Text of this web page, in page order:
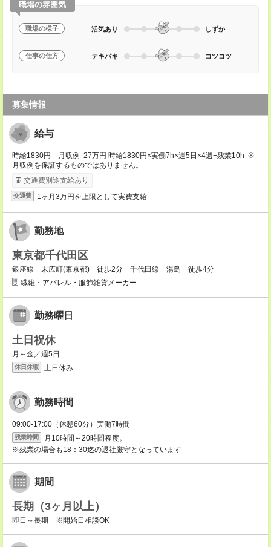
職場の雰囲気
職場の様子 活気あり しずか
仕事の仕方 テキパキ コツコツ
募集情報
給与
時給1830円 月収例 27万円 時給1830円×実働7h×週5日×4週+残業10h ※
月収例を保証するものではありません。
交通費別途支給あり
交通費 1ヶ月3万円を上限として実費支給
勤務地
東京都千代田区
銀座線 末広町(東京都) 徒歩2分 千代田線 湯島 徒歩4分
繊維・アパレル・服飾雑貨メーカー
勤務曜日
土日祝休
月～金／週5日
休日休暇 土日休み
勤務時間
09:00-17:00（休憩60分）実働7時間
残業時間
月10時間～20時間程度。
※残業の場合も18：30迄の退社厳守となっています
期間
長期（3ヶ月以上）
即日～長期 ※開始日相談OK